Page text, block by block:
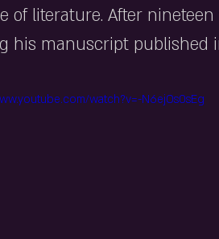
of literature. After
his manuscript published
watch?v=-N6ejOs0sEg